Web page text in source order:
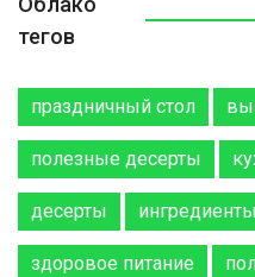
тегов
праздничный стол
полезные десерты
десерты
здоровое питание